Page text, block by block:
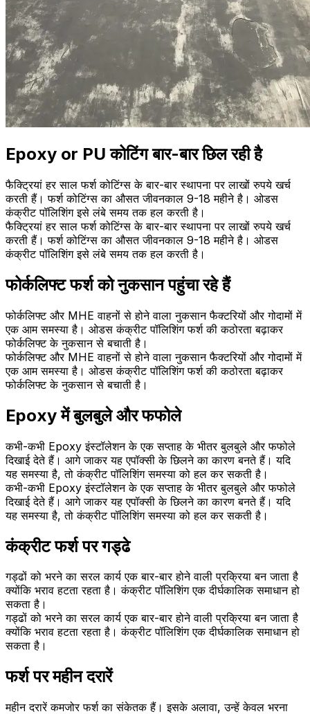
Epoxy or PU कोटिंग बार-बार छिल रही है
फैक्ट्रियां हर साल फर्श कोटिंग्स के बार-बार स्थापना पर लाखों रुपये खर्च
करती हैं। फर्श कोटिंग्स का औसत जीवनकाल 9-18 महीने है। ओडस
कंक्रीट पॉलिशिंग इसे लंबे समय तक हल करती है।
फैक्ट्रियां हर साल फर्श कोटिंग्स के बार-बार स्थापना पर लाखों रुपये खर्च
करती हैं। फर्श कोटिंग्स का औसत जीवनकाल 9-18 महीने है। ओडस
कंक्रीट पॉलिशिंग इसे लंबे समय तक हल करती है।
फोर्कलिफ्ट फर्श को नुकसान पहुंचा रहे हैं
फोर्कलिफ्ट और MHE वाहनों से होने वाला नुकसान फैक्टरियों और गोदामों में
एक आम समस्या है। ओडस कंक्रीट पॉलिशिंग फर्श की कठोरता बढ़ाकर
फोर्कलिफ्ट के नुकसान से बचाती है।
फोर्कलिफ्ट और MHE वाहनों से होने वाला नुकसान फैक्टरियों और गोदामों में
एक आम समस्या है। ओडस कंक्रीट पॉलिशिंग फर्श की कठोरता बढ़ाकर
फोर्कलिफ्ट के नुकसान से बचाती है।
Epoxy में बुलबुले और फफोले
कभी-कभी Epoxy इंस्टॉलेशन के एक सप्ताह के भीतर बुलबुले और फफोले
दिखाई देते हैं। आगे जाकर यह एपॉक्सी के छिलने का कारण बनते हैं। यदि
यह समस्या है, तो कंक्रीट पॉलिशिंग समस्या को हल कर सकती है।
कभी-कभी Epoxy इंस्टॉलेशन के एक सप्ताह के भीतर बुलबुले और फफोले
दिखाई देते हैं। आगे जाकर यह एपॉक्सी के छिलने का कारण बनते हैं। यदि
यह समस्या है, तो कंक्रीट पॉलिशिंग समस्या को हल कर सकती है।
कंक्रीट फर्श पर गड्ढे
गड्ढों को भरने का सरल कार्य एक बार-बार होने वाली प्रक्रिया बन जाता है
क्योंकि भराव हटता रहता है। कंक्रीट पॉलिशिंग एक दीर्घकालिक समाधान हो
सकता है।
गड्ढों को भरने का सरल कार्य एक बार-बार होने वाली प्रक्रिया बन जाता है
क्योंकि भराव हटता रहता है। कंक्रीट पॉलिशिंग एक दीर्घकालिक समाधान हो
सकता है।
फर्श पर महीन दरारें
महीन दरारें कमजोर फर्श का संकेतक हैं। इसके अलावा, उन्हें केवल भरना